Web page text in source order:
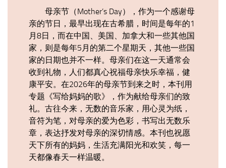
母亲节（Mother’s Day），作为一个感谢母
亲的节日，最早出现在古希腊，时间是每年的1
月8日，而在中国、美国、加拿大和一些其他国
家，则是每年5月的第二个星期天，其他一些国
家的日期也并不一样。母亲们在这一天通常会
收到礼物，人们都真心祝福母亲快乐幸福，健
康平安。在2026年的母亲节到来之时，本刊用
专题《写给妈妈的歌》，作为献给母亲们的致
礼。古往今来，无数的音乐家，用心灵为纸，
音符为笔，对母亲的爱为色彩，书写出无数乐
章，表达抒发对母亲的深切情感。本刊也祝愿
天下所有的妈妈，生活充满阳光和欢笑，每一
天都像春天一样温暖。